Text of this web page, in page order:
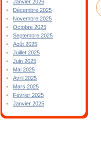
Janvier 2026
Décembre 2025
Novembre 2025
Octobre 2025
Septembre 2025
Août 2025
Juillet 2025
Juin 2025
Mai 2025
Avril 2025
Mars 2025
Février 2025
Janvier 2025